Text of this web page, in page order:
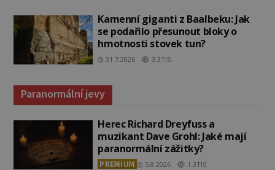
Kamenní giganti z Baalbeku: Jak
se podařilo přesunout bloky o
hmotnosti stovek tun?
31.7.2026 3.3TIS
Paranormální jevy
Herec Richard Dreyfuss a
muzikant Dave Grohl: Jaké mají
paranormální zážitky?
PREMIUM 5.8.2026 1.3TIS